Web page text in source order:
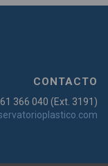
CONTACTO
366 040 (Ext. 3191)